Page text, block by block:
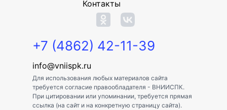
Контакты
+7 (4862) 42-11-39
info@vniispk.ru
Для использования любых материалов сайта
требуется согласие правообладателя - ВНИИСПК.
При цитировании или упоминании, требуется прямая
ссылка (на сайт и на конкретную страницу сайта).